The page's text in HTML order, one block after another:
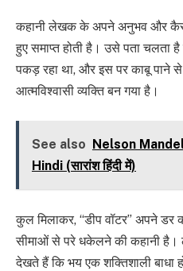
कहानी लेखक के अपने अनुभव और कैसे
हुए समाप्त होती है। उसे पता चलता
पकड़ रहा था, और इस पर काबू
आत्मविश्वासी व्यक्ति बन गया है।
See also
Nelson
Hindi (सारांश हिंदी में)
कुल मिलाकर, “डीप वॉटर” अपने
सीमाओं से परे धकेलने की कहानी
देखते हैं कि भय एक शक्तिशाली